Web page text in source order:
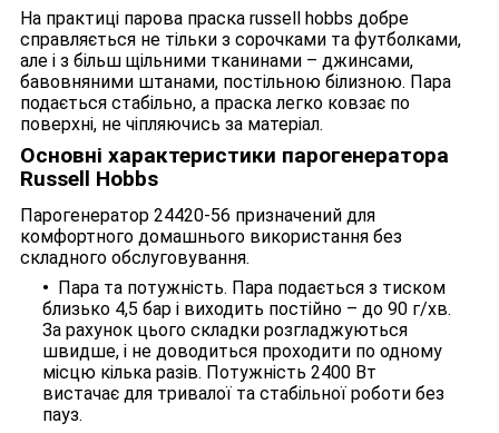
На практиці парова праска russell hobbs добре
справляється не тільки з сорочками та футболками,
але і з більш щільними тканинами – джинсами,
бавовняними штанами, постільною білизною. Пара
подається стабільно, а праска легко ковзає по
поверхні, не чіпляючись за матеріал.
Основні характеристики парогенератора
Russell Hobbs
Парогенератор 24420-56 призначений для
комфортного домашнього використання без
складного обслуговування.
Пара та потужність. Пара подається з тиском
близько 4,5 бар і виходить постійно – до 90 г/хв.
За рахунок цього складки розгладжуються
швидше, і не доводиться проходити по одному
місцю кілька разів. Потужність 2400 Вт
вистачає для тривалої та стабільної роботи без
пауз.